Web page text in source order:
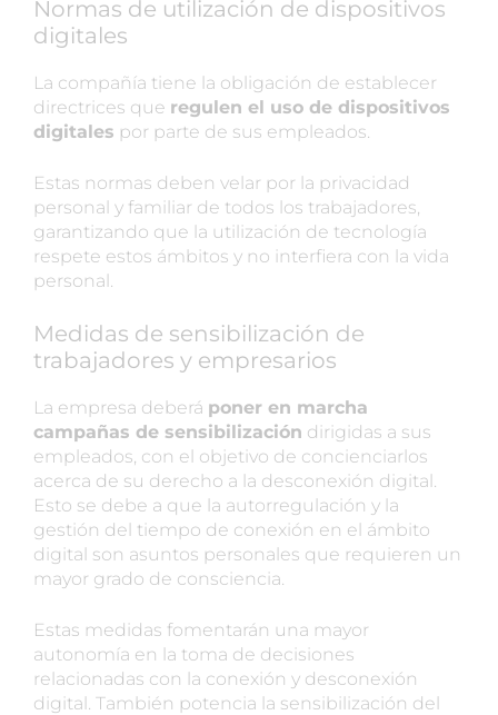
Normas de utilización de dispositivos
digitales
La compañía tiene la obligación de establecer
directrices que regulen el uso de dispositivos
digitales por parte de sus empleados.
Estas normas deben velar por la privacidad
personal y familiar de todos los trabajadores,
garantizando que la utilización de tecnología
respete estos ámbitos y no interfiera con la vida
personal.
Medidas de sensibilización de
trabajadores y empresarios
La empresa deberá poner en marcha
campañas de sensibilización dirigidas a sus
empleados, con el objetivo de concienciarlos
acerca de su derecho a la desconexión digital.
Esto se debe a que la autorregulación y la
gestión del tiempo de conexión en el ámbito
digital son asuntos personales que requieren un
mayor grado de consciencia.
Estas medidas fomentarán una mayor
autonomía en la toma de decisiones
relacionadas con la conexión y desconexión
digital. También potencia la sensibilización del